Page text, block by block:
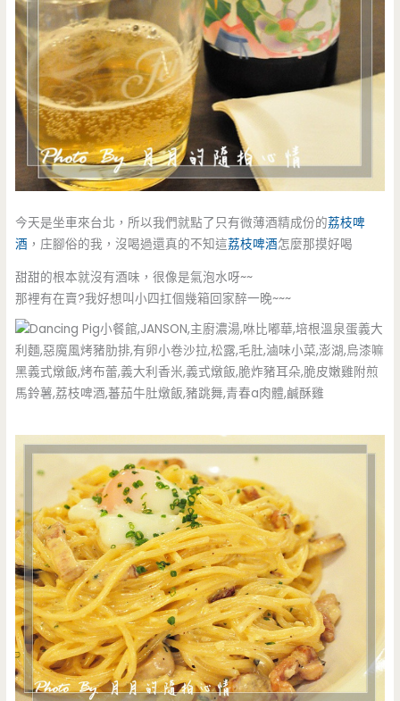
今天是坐車來台北，所以我們就點了只有微薄酒精成份的荔枝啤
酒 ，庄腳俗的我，沒喝過還真的不知這荔枝啤酒怎麼那摸好喝
甜甜的根本就沒有酒味，很像是氣泡水呀~~
那裡有在賣?我好想叫小四扛個幾箱回家醉一晚~~~